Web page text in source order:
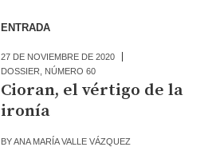
ENTRADA
27 DE NOVIEMBRE DE 2020
DOSSIER
NÚMERO 60
Cioran, el vértigo de la
ironía
BYANA MARÍA VALLE VÁZQUEZ